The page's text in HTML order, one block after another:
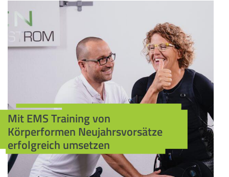
Mit EMS Training von
Körperformen Neujahrsvorsätze
erfolgreich umsetzen